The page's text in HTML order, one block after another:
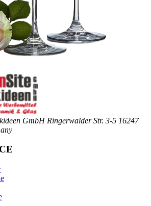
GmbH Ringerwalder Str. 3-5 16247